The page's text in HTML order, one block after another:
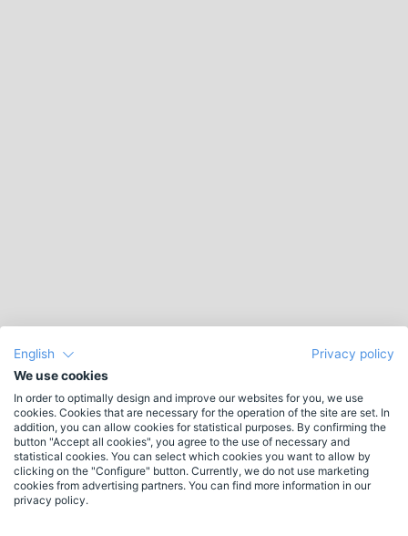
English
Privacy policy
We use cookies
In order to optimally design and improve our websites for you, we use
cookies. Cookies that are necessary for the operation of the site are set. In
addition, you can allow cookies for statistical purposes. By confirming the
button "Accept all cookies", you agree to the use of necessary and
statistical cookies. You can select which cookies you want to allow by
clicking on the "Configure" button. Currently, we do not use marketing
cookies from advertising partners. You can find more information in our
privacy policy.